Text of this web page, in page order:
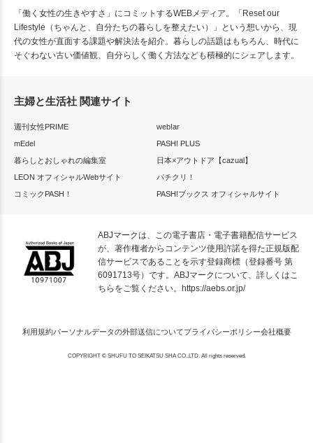
「働く女性の生きやすさ」にコミットするWEBメディア。「Reset our
Lifestyle（ちゃんと、自分たちの暮らしを整えたい）」という想いから、現
代の女性が直面する課題や解決法を紹介。暮らしの話題はもちろん、時代に
そぐわない古い価値観、自分らしく働く方法なども積極的にシェアします。
主婦と生活社 関連サイト
週刊女性PRIME
web!ar
mEdel
PASH! PLUS
暮らしとおしゃれの編集室
日本×アウトドア【cazual】
LEON オフィシャルWebサイト
パチクリ！
コミックPASH！
PASH!ブックス オフィシャルサイト
ABJマークは、この電子書店・電子書籍配信サービス
が、著作権者からコンテンツ使用許諾を得た正規版配
信サービスであることを示す登録商標（登録番号 第
6091713号）です。ABJマークについて、詳しくはこ
ちらをご覧ください。 https://aebs.or.jp/
利用規約パーソナルデータの外部送信についてプライバシーポリシー会社概要
COPYRIGHT © SHUFU TO SEIKATSU SHA CO.,LTD. All rights reserved.